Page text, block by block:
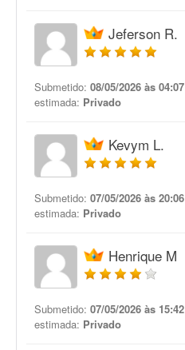
Jeferson R.
Submetido: 08/05/2026 às 04:07
estimada: Privado
Kevym L.
Submetido: 07/05/2026 às 20:06
estimada: Privado
Henrique M
Submetido: 07/05/2026 às 15:42
estimada: Privado